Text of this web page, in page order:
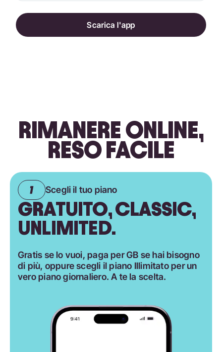
Scarica l'app
RIMANERE ONLINE,
RESO FACILE
Scegli il tuo piano
GRATUITO, CLASSIC,
UNLIMITED.
Gratis se lo vuoi, paga per GB se hai bisogno
di più, oppure scegli il piano Illimitato per un
vero piano giornaliero. A te la scelta.